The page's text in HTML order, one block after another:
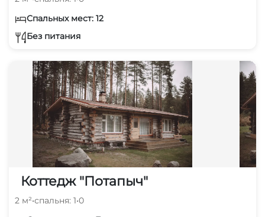
Спальных мест: 12
Без питания
Коттедж "Потапыч"
2 м²•спальня: 1•0